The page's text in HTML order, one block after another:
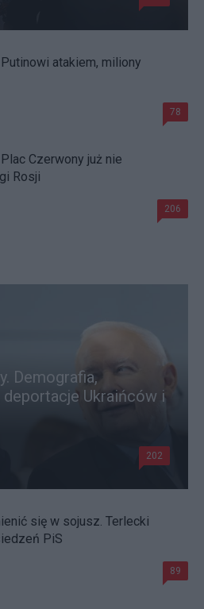
atakiem, miliony
78
Czerwony już nie
Rosji
206
Demografia,
deportacje Ukraińców i
202
się w sojusz. Terlecki
PiS
89